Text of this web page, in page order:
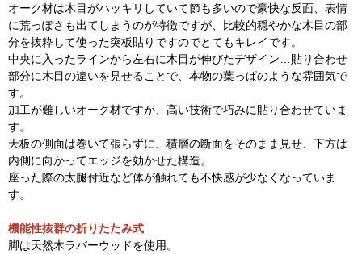
オーク材は木目がハッキリしていて節も多いので豪快な反面、表情
に荒っぽさも出てしまうのが特徴ですが、比較的穏やかな木目の部
分を抜粋して使った突板貼りですのでとてもキレイです。
中央に入ったラインから左右に木目が伸びたデザイン…貼り合わせ
部分に木目の違いを見せることで、本物の葉っぱのような雰囲気で
す。
加工が難しいオーク材ですが、高い技術で巧みに貼り合わせていま
す。
天板の側面は巻いて張らずに、積層の断面をそのまま見せ、下方は
内側に向かってエッジを効かせた構造。
座った際の太腿付近など体が触れても不快感が少なくなっていま
す。
機能性抜群の折りたたみ式
脚は天然木ラバーウッドを使用。